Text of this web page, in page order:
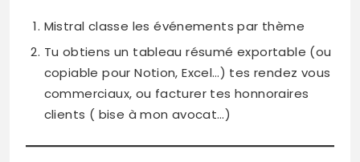
Mistral classe les événements par thème
Tu obtiens un tableau résumé exportable (ou
copiable pour Notion, Excel…) tes rendez vous
commerciaux, ou facturer tes honnoraires
clients ( bise à mon avocat…)